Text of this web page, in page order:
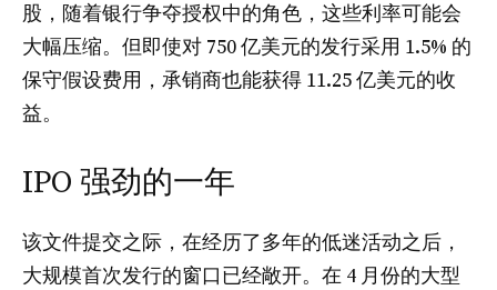
股，随着银行争夺授权中的角色，这些利率可能会
大幅压缩。但即使对 750 亿美元的发行采用 1.5% 的
保守假设费用，承销商也能获得 11.25 亿美元的收
益。
IPO 强劲的一年
该文件提交之际，在经历了多年的低迷活动之后，
大规模首次发行的窗口已经敞开。在 4 月份的大型